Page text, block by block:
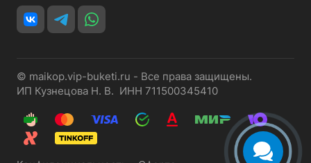
© maikop.vip-buketi.ru - Все права защищены.
ИП Кузнецова Н. В. ИНН 711500345410